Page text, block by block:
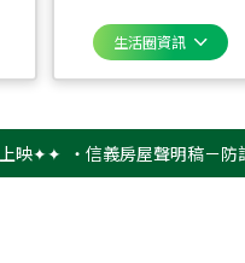
生活圈資訊
‧信義房屋聲明稿－防詐騙提醒